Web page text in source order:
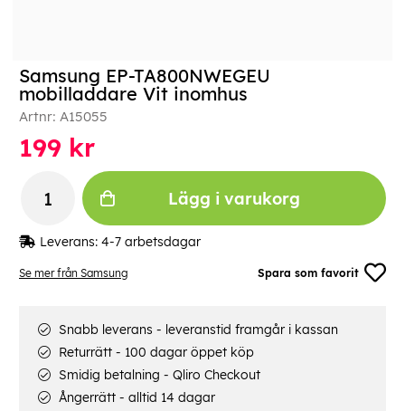
Se mer från Samsung Spara som favorit
Samsung EP-TA800NWEGEU
mobilladdare Vit inomhus
Artnr: A15055
199 kr
Lägg i varukorg
Leverans: 4-7 arbetsdagar
Snabb leverans - leveranstid framgår i kassan
Returrätt - 100 dagar öppet köp
Smidig betalning - Qliro Checkout
Ångerrätt - alltid 14 dagar